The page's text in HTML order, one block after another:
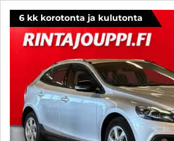
6 kk korotonta ja kulutonta